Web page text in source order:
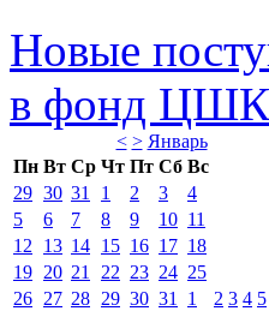
Новые
в фонд
< > Январь
Пн Вт Ср Чт Пт Сб Вс
29 30 31 1 2 3
4
5
6 7 8 9 10 11
12
13 14 15 16 17 18
19 20 21 22 23 24 25
26 27 28 29 30 31 1 2 3 4 5